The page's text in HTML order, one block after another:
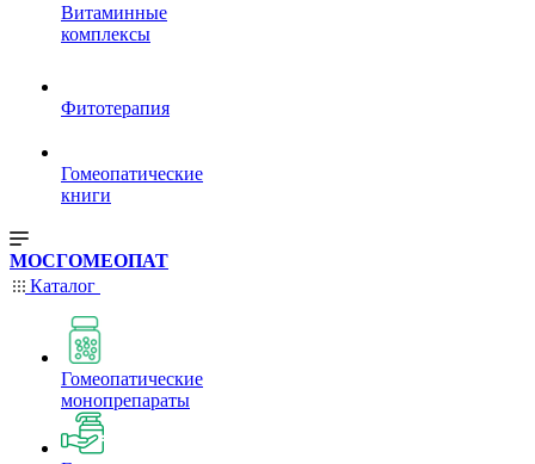
Витаминные
комплексы
Фитотерапия
Гомеопатические
книги
МОСГОМЕОПАТ
Каталог
Гомеопатические
монопрепараты